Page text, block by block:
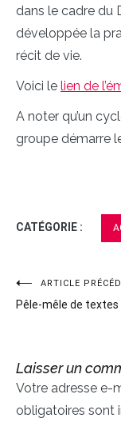
dans le cadre du
développée la
récit de vie.
Voici le lien de
A noter qu’un
groupe démarre
CATÉGORIE :
ARTICLE
Pêle-mêle de textes
Laisser un
Votre adresse e-
obligatoires sont